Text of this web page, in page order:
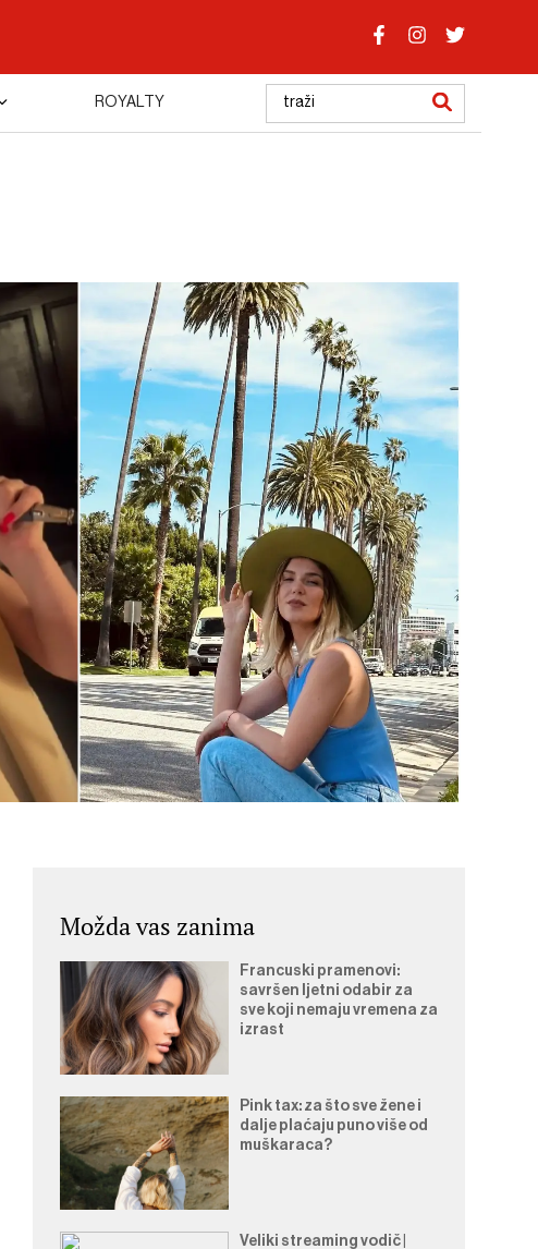
ROYALTY
Možda vas zanima
Francuski pramenovi:
savršen ljetni odabir za
sve koji nemaju vremena za
izrast
Pink tax: za što sve žene i
dalje plaćaju puno više od
muškaraca?
Veliki streaming vodič |